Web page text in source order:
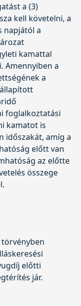
a (3)
kell követelni, a
napjától a
kamattal
Amennyiben a
a
foglalkoztatási
kamatot is
időszakát, amíg a
előtt van
az előtte
összege
törvényben
előtti
jár.